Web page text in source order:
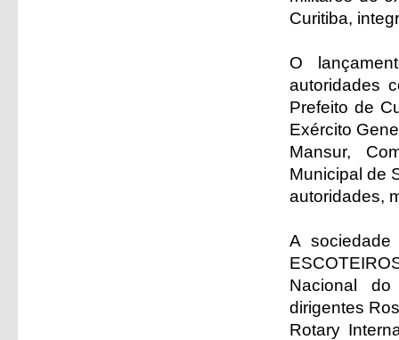
Curitiba,
O
autoridades
Prefeito de
Exército
Mansur,
Municipal de
autoridades,
A sociedade
Nacional
dirigentes
Rotary